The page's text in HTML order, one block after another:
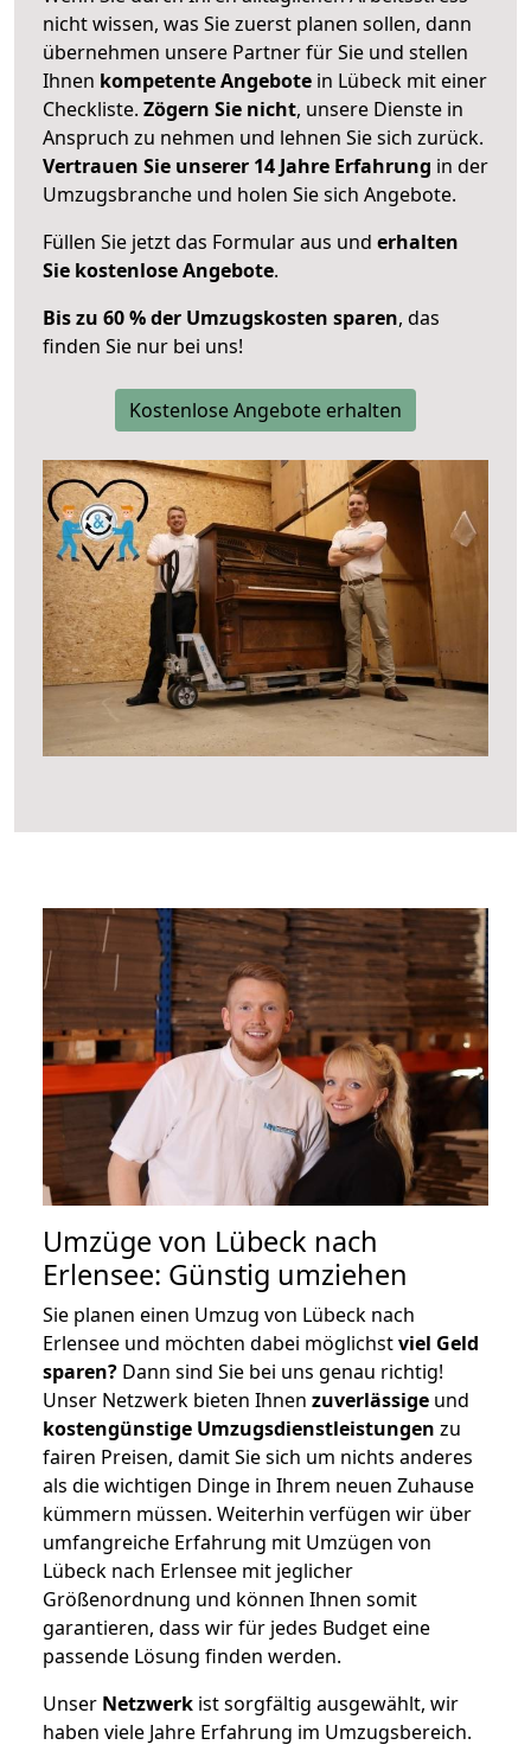
nicht wissen, was Sie zuerst planen sollen, dann
übernehmen unsere Partner für Sie und stellen
Ihnen kompetente Angebote in Lübeck mit einer
Checkliste. Zögern Sie nicht, unsere Dienste in
Anspruch zu nehmen und lehnen Sie sich zurück.
Vertrauen Sie unserer 14 Jahre Erfahrung in der
Umzugsbranche und holen Sie sich Angebote.
Füllen Sie jetzt das Formular aus und erhalten
Sie kostenlose Angebote.
Bis zu 60 % der Umzugskosten sparen, das
finden Sie nur bei uns!
Kostenlose Angebote erhalten
Umzüge von Lübeck nach
Erlensee: Günstig umziehen
Sie planen einen Umzug von Lübeck nach
Erlensee und möchten dabei möglichstviel Geld
sparen? Dann sind Sie bei uns genau richtig!
Unser Netzwerk bieten Ihnen zuverlässige und
kostengünstige Umzugsdienstleistungen zu
fairen Preisen, damit Sie sich um nichts anderes
als die wichtigen Dinge in Ihrem neuen Zuhause
kümmern müssen. Weiterhin verfügen wir über
umfangreiche Erfahrung mit Umzügen von
Lübeck nach Erlensee mit jeglicher
Größenordnung und können Ihnen somit
garantieren, dass wir für jedes Budget eine
passende Lösung finden werden.
Unser Netzwerk ist sorgfältig ausgewählt, wir
haben viele Jahre Erfahrung im Umzugsbereich.